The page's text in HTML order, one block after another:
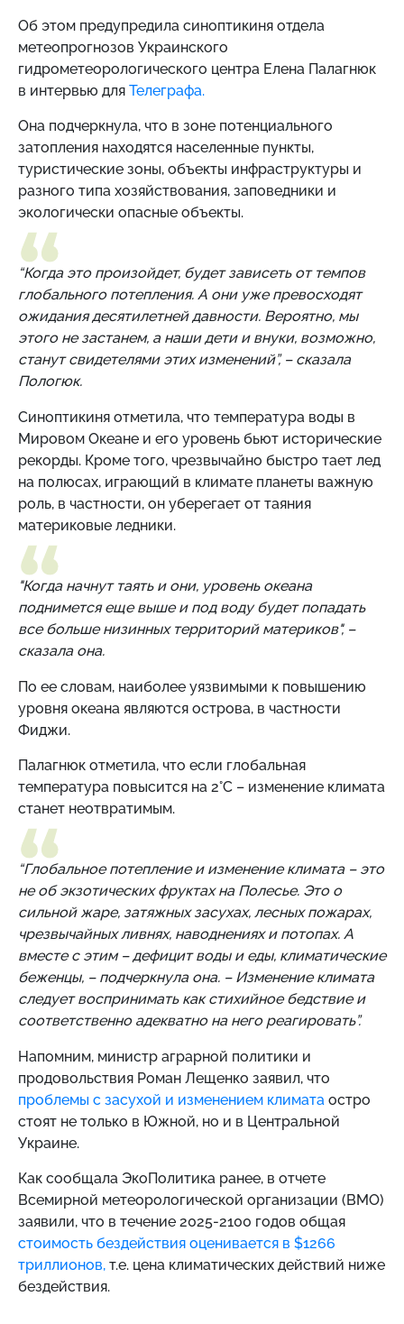
Об этом предупредила синоптикиня отдела
метеопрогнозов Украинского
гидрометеорологического центра Елена Палагнюк
в интервью для Телеграфа.
Она подчеркнула, что в зоне потенциального
затопления находятся населенные пункты,
туристические зоны, объекты инфраструктуры и
разного типа хозяйствования, заповедники и
экологически опасные объекты.
“Когда это произойдет, будет зависеть от темпов
глобального потепления. А они уже превосходят
ожидания десятилетней давности. Вероятно, мы
этого не застанем, а наши дети и внуки, возможно,
станут свидетелями этих изменений”, – сказала
Пологюк.
Синоптикиня отметила, что температура воды в
Мировом Океане и его уровень бьют исторические
рекорды. Кроме того, чрезвычайно быстро тает лед
на полюсах, играющий в климате планеты важную
роль, в частности, он уберегает от таяния
материковые ледники.
"Когда начнут таять и они, уровень океана
поднимется еще выше и под воду будет попадать
все больше низинных территорий материков", –
сказала она.
По ее словам, наиболее уязвимыми к повышению
уровня океана являются острова, в частности
Фиджи.
Палагнюк отметила, что если глобальная
температура повысится на 2°C – изменение климата
станет неотвратимым.
“Глобальное потепление и изменение климата – это
не об экзотических фруктах на Полесье. Это о
сильной жаре, затяжных засухах, лесных пожарах,
чрезвычайных ливнях, наводнениях и потопах. А
вместе с этим – дефицит воды и еды, климатические
беженцы, – подчеркнула она. – Изменение климата
следует воспринимать как стихийное бедствие и
соответственно адекватно на него реагировать”.
Напомним, министр аграрной политики и
продовольствия Роман Лещенко заявил, что
проблемы с засухой и изменением климата остро
стоят не только в Южной, но и в Центральной
Украине.
Как сообщала ЭкоПолитика ранее, в отчете
Всемирной метеорологической организации (ВМО)
заявили, что в течение 2025-2100 годов общая
стоимость бездействия оценивается в $1266
триллионов, т.е. цена климатических действий ниже
бездействия.